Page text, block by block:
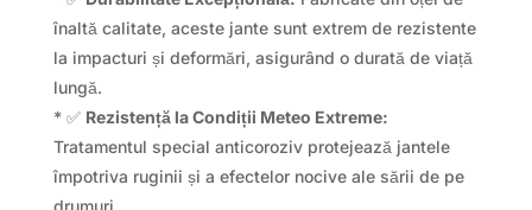
înaltă calitate, aceste jante sunt extrem de rezistente
la impacturi și deformări, asigurând o durată de viață
lungă.
* ✅ Rezistență la Condiții Meteo Extreme:
Tratamentul special anticoroziv protejează jantele
împotriva ruginii și a efectelor nocive ale sării de pe
drumuri.